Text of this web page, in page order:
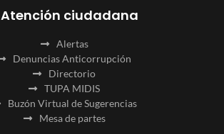
Atención ciudadana
Alertas
Denuncias Anticorrupción
Directorio
TUPA MIDIS
Buzón Virtual de Sugerencias
Mesa de partes